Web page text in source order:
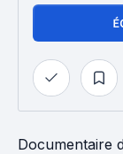
Documentaire